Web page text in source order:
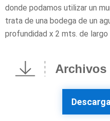
donde podamos utilizar un
trata de una bodega de un
profundidad x 2 mts. de
Archivos